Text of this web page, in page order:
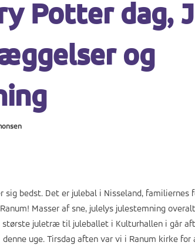
Potter dag,
og
sig bedst. Det er julebal i Nisseland, familiernes
Masser af sne, julelys julestemning
største juletræ til juleballet i Kulturhallen i går
uge. Tirsdag aften var vi i Ranum kirke for